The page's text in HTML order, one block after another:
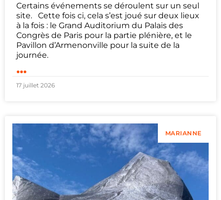
Certains événements se déroulent sur un seul
site. Cette fois ci, cela s’est joué sur deux lieux
à la fois : le Grand Auditorium du Palais des
Congrès de Paris pour la partie plénière, et le
Pavillon d’Armenonville pour la suite de la
journée.
...
17 juillet 2026
MARIANNE